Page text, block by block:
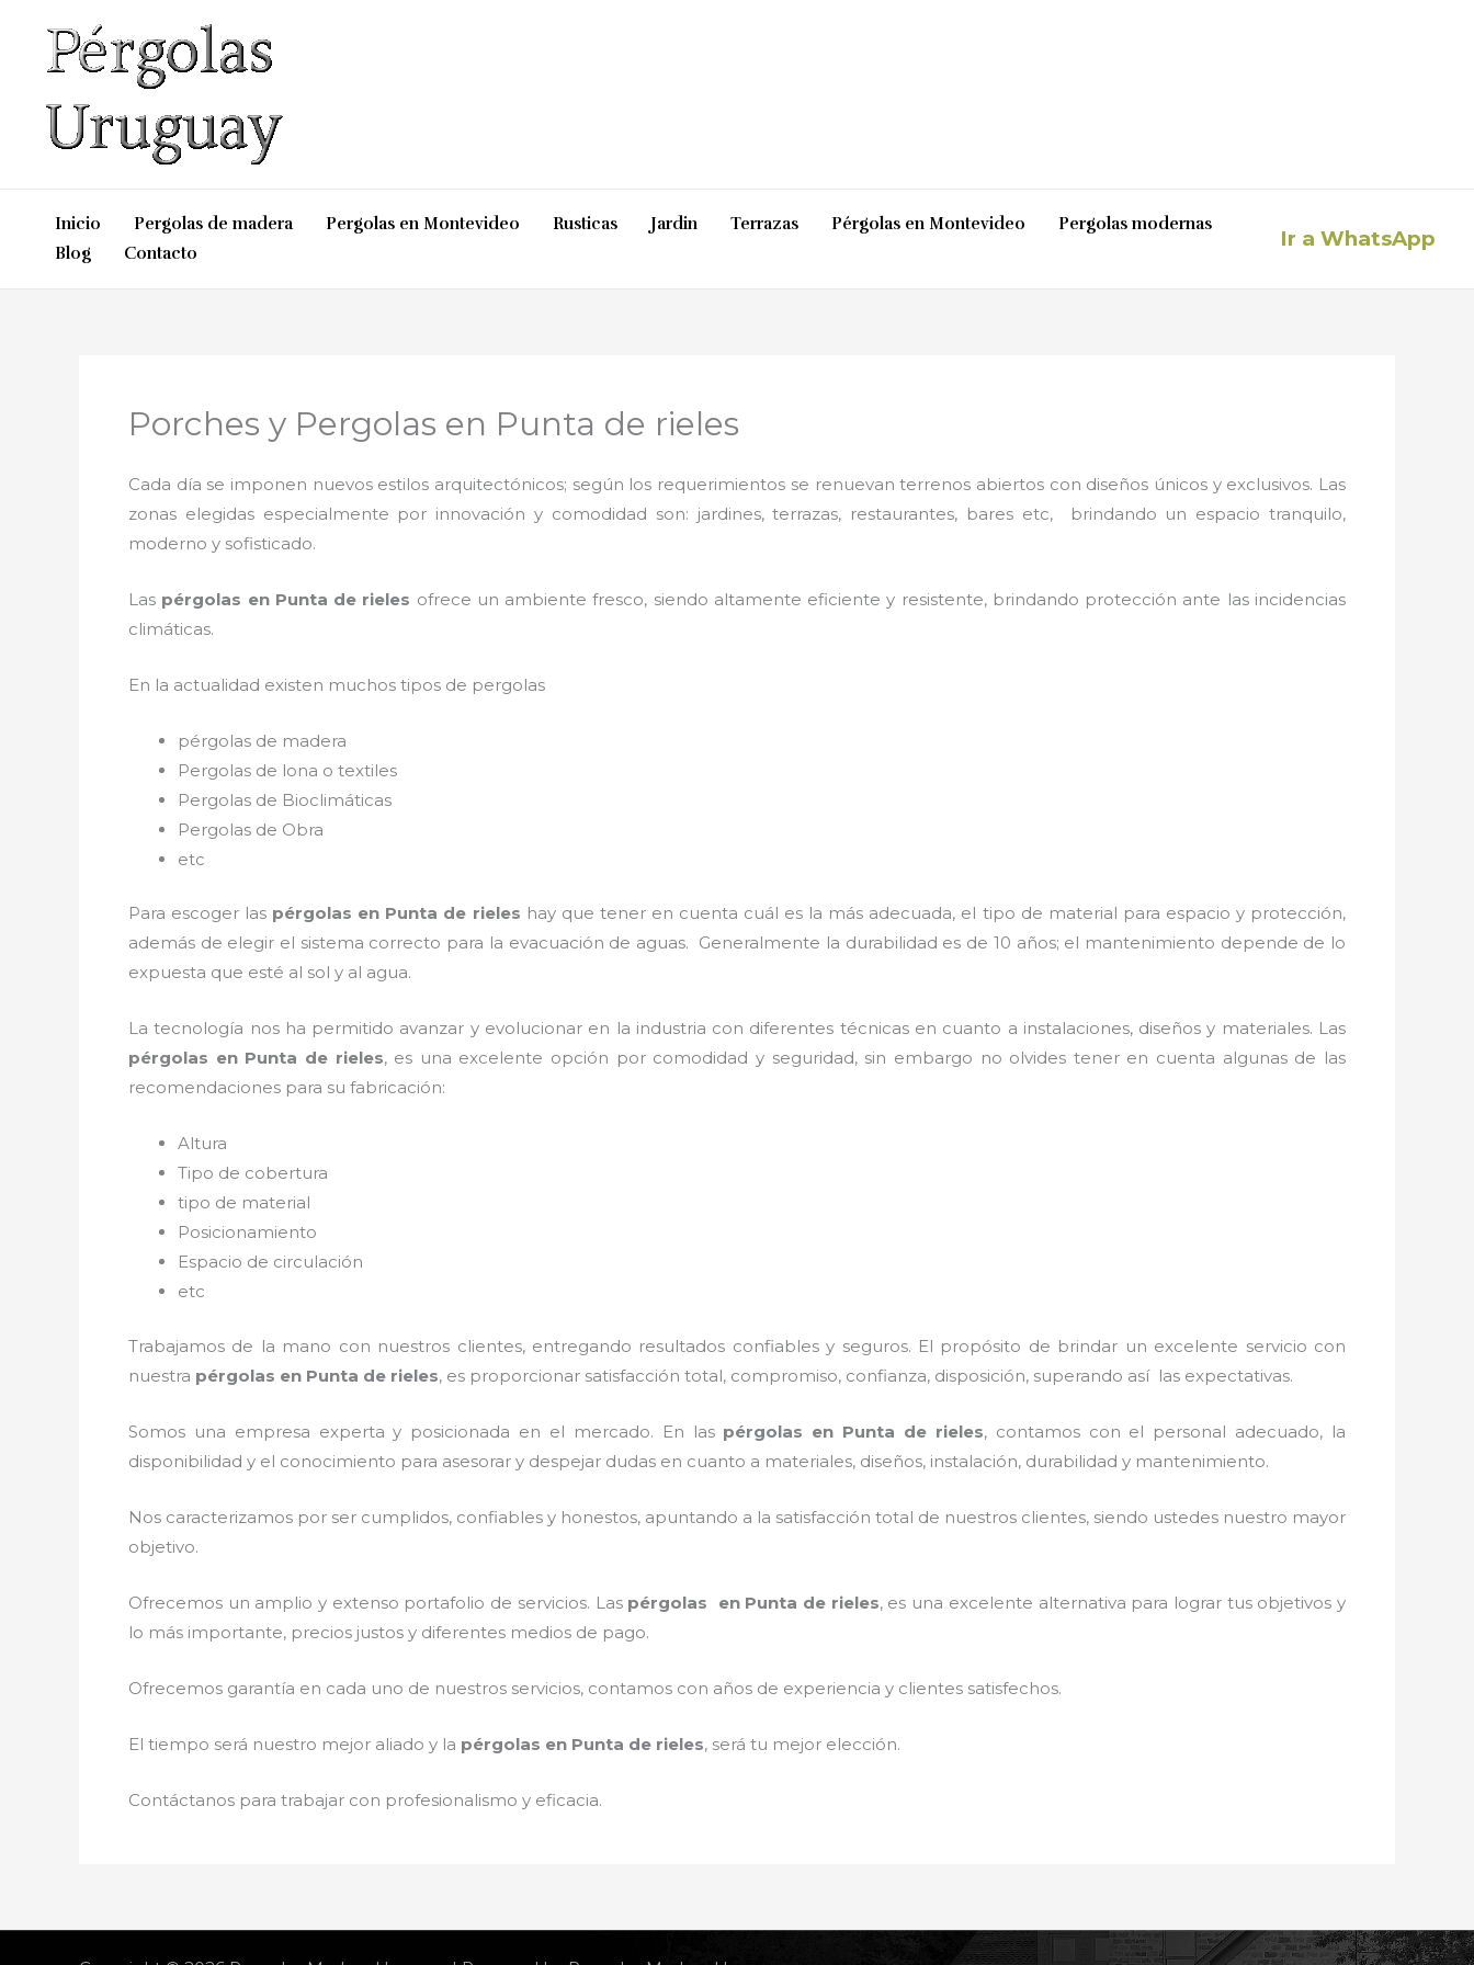
contenido
Inicio Pergolas de madera Pergolas en Montevideo Rusticas Jardin Terrazas Pérgolas en Montevideo
Pergolas modernas
Blog
Contacto
Ir a WhatsApp
Porches y Pergolas en Punta de rieles
Cada día se imponen nuevos estilos arquitectónicos; según los requerimientos se renuevan terrenos abiertos con diseños únicos y exclusivos. Las
zonas elegidas especialmente por innovación y comodidad son: jardines, terrazas, restaurantes, bares etc, brindando un espacio tranquilo,
moderno y sofisticado.
Las pérgolas en Punta de rieles ofrece un ambiente fresco, siendo altamente eficiente y resistente, brindando protección ante las incidencias
climáticas.
En la actualidad existen muchos tipos de pergolas
pérgolas de madera
Pergolas de lona o textiles
Pergolas de Bioclimáticas
Pergolas de Obra
etc
Para escoger las pérgolas en Punta de rieles hay que tener en cuenta cuál es la más adecuada, el tipo de material para espacio y protección,
además de elegir el sistema correcto para la evacuación de aguas. Generalmente la durabilidad es de 10 años; el mantenimiento depende de lo
expuesta que esté al sol y al agua.
La tecnología nos ha permitido avanzar y evolucionar en la industria con diferentes técnicas en cuanto a instalaciones, diseños y materiales. Las
pérgolas en Punta de rieles, es una excelente opción por comodidad y seguridad, sin embargo no olvides tener en cuenta algunas de las
recomendaciones para su fabricación:
Altura
Tipo de cobertura
tipo de material
Posicionamiento
Espacio de circulación
etc
Trabajamos de la mano con nuestros clientes, entregando resultados confiables y seguros. El propósito de brindar un excelente servicio con
nuestra pérgolas en Punta de rieles, es proporcionar satisfacción total, compromiso, confianza, disposición, superando así las expectativas.
Somos una empresa experta y posicionada en el mercado. En las pérgolas en Punta de rieles, contamos con el personal adecuado, la
disponibilidad y el conocimiento para asesorar y despejar dudas en cuanto a materiales, diseños, instalación, durabilidad y mantenimiento.
Nos caracterizamos por ser cumplidos, confiables y honestos, apuntando a la satisfacción total de nuestros clientes, siendo ustedes nuestro mayor
objetivo.
Ofrecemos un amplio y extenso portafolio de servicios. Las pérgolas en Punta de rieles, es una excelente alternativa para lograr tus objetivos y
lo más importante, precios justos y diferentes medios de pago.
Ofrecemos garantía en cada uno de nuestros servicios, contamos con años de experiencia y clientes satisfechos.
El tiempo será nuestro mejor aliado y la pérgolas en Punta de rieles, será tu mejor elección.
Contáctanos para trabajar con profesionalismo y eficacia.